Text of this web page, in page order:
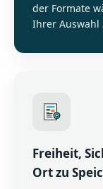
der Formate
Ihrer Auswahl
Freiheit,
Ort zu